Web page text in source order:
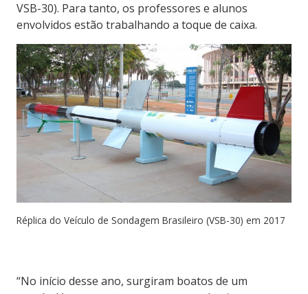
VSB-30). Para tanto, os professores e alunos
envolvidos estão trabalhando a toque de caixa.
Réplica do Veículo de Sondagem Brasileiro (VSB-30) em 2017
“No início desse ano, surgiram boatos de um